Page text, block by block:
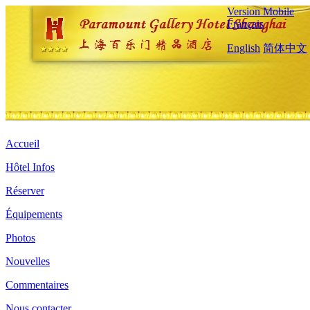
Version Mobile
Français
English 简体中文
Accueil
Hôtel Infos
Réserver
Équipements
Photos
Nouvelles
Commentaires